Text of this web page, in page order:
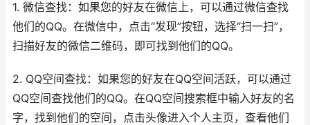
1. 微信查找：如果您的好友在微信上，可以通过微信查找
他们的QQ。在微信中，点击“发现”按钮，选择“扫一扫”，
扫描好友的微信二维码，即可找到他们的QQ。
2. QQ空间查找：如果您的好友在QQ空间活跃，可以通过
QQ空间查找他们的QQ。在QQ空间搜索框中输入好友的名
字，找到他们的空间，点击头像进入个人主页，查看他们